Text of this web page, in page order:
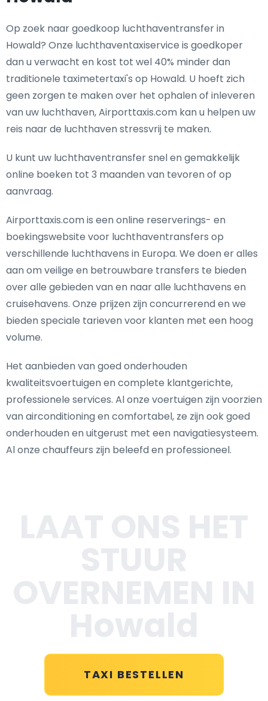
Op zoek naar goedkoop luchthaventransfer in
Howald? Onze luchthaventaxiservice is goedkoper
dan u verwacht en kost tot wel 40% minder dan
traditionele taximetertaxi's op Howald. U hoeft zich
geen zorgen te maken over het ophalen of inleveren
van uw luchthaven, Airporttaxis.com kan u helpen uw
reis naar de luchthaven stressvrij te maken.
U kunt uw luchthaventransfer snel en gemakkelijk
online boeken tot 3 maanden van tevoren of op
aanvraag.
Airporttaxis.com is een online reserverings- en
boekingswebsite voor luchthaventransfers op
verschillende luchthavens in Europa. We doen er alles
aan om veilige en betrouwbare transfers te bieden
over alle gebieden van en naar alle luchthavens en
cruisehavens. Onze prijzen zijn concurrerend en we
bieden speciale tarieven voor klanten met een hoog
volume.
Het aanbieden van goed onderhouden
kwaliteitsvoertuigen en complete klantgerichte,
professionele services. Al onze voertuigen zijn voorzien
van airconditioning en comfortabel, ze zijn ook goed
onderhouden en uitgerust met een navigatiesysteem.
Al onze chauffeurs zijn beleefd en professioneel.
TAXI BESTELLEN